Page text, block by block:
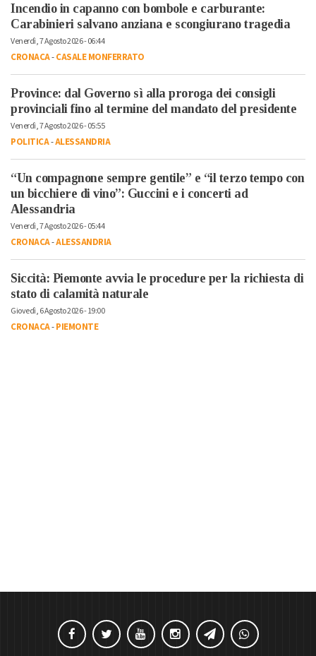
Incendio in capanno con bombole e carburante:
Carabinieri salvano anziana e scongiurano tragedia
Venerdì, 7 Agosto 2026 - 06:44
CRONACA-CASALE MONFERRATO
Province: dal Governo sì alla proroga dei consigli
provinciali fino al termine del mandato del presidente
Venerdì, 7 Agosto 2026 - 05:55
POLITICA-ALESSANDRIA
“Un compagnone sempre gentile” e “il terzo tempo con
un bicchiere di vino”: Guccini e i concerti ad
Alessandria
Venerdì, 7 Agosto 2026 - 05:44
CRONACA-ALESSANDRIA
Siccità: Piemonte avvia le procedure per la richiesta di
stato di calamità naturale
Giovedì, 6 Agosto 2026 - 19:00
CRONACA-PIEMONTE